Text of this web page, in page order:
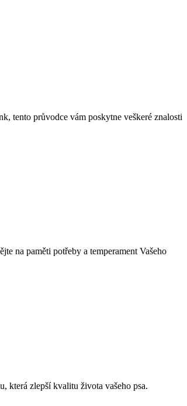
tento průvodce vám poskytne veškeré znalosti
na paměti potřeby a temperament Vašeho
která zlepší kvalitu života vašeho psa.